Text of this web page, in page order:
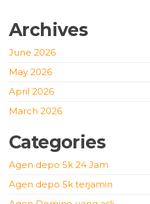
Archives
June 2026
May 2026
April 2026
March 2026
Categories
Agen depo 5k 24 Jam
Agen depo 5k terjamin